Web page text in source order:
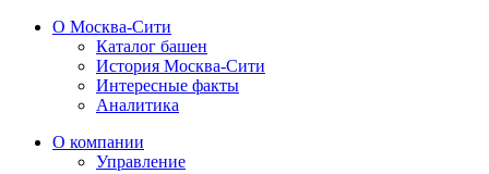
О Москва-Сити
Каталог башен
История Москва-Сити
Интересные факты
Аналитика
О компании
Управление